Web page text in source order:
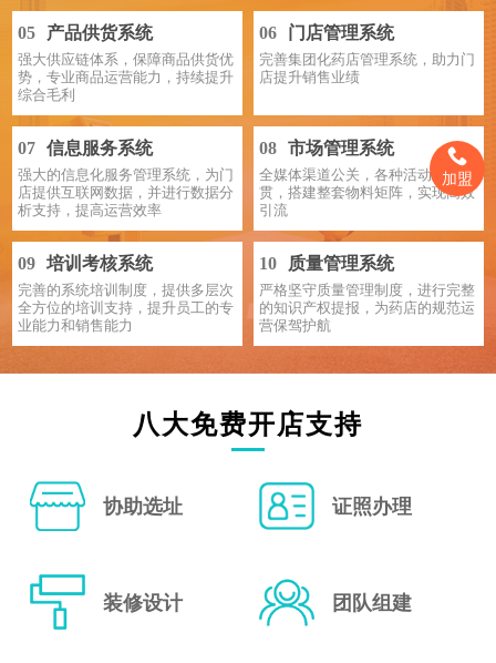
05 产品供货系统
强大供应链体系，保障商品供货优
势，专业商品运营能力，持续提升
综合毛利
06 门店管理系统
完善集团化药店管理系统，助力门
店提升销售业绩
07 信息服务系统
强大的信息化服务管理系统，为门
店提供互联网数据，并进行数据分
析支持，提高运营效率
08 市场管理系统
全媒体渠道公关，各种活动策划宣
贯，搭建整套物料矩阵，实现高效
引流
09 培训考核系统
完善的系统培训制度，提供多层次
全方位的培训支持，提升员工的专
业能力和销售能力
10 质量管理系统
严格坚守质量管理制度，进行完整
的知识产权提报，为药店的规范运
营保驾护航
八大免费开店支持
协助选址 证照办理
装修设计 团队组建
加盟